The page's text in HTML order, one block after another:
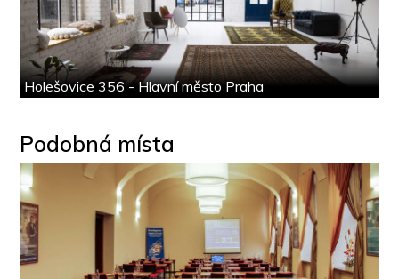
Holešovice 356 - Hlavní město Praha
Podobná místa